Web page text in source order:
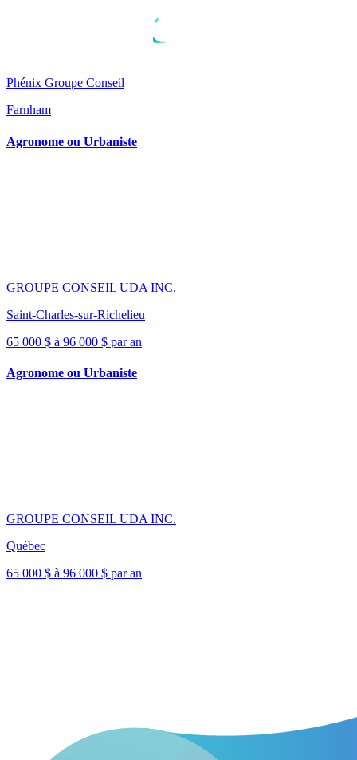
Phénix Groupe Conseil
Farnham
Agronome ou Urbaniste
GROUPE CONSEIL UDA INC.
Saint-Charles-sur-Richelieu
65 000 $ à 96 000 $ par an
Agronome ou Urbaniste
GROUPE CONSEIL UDA INC.
Québec
65 000 $ à 96 000 $ par an